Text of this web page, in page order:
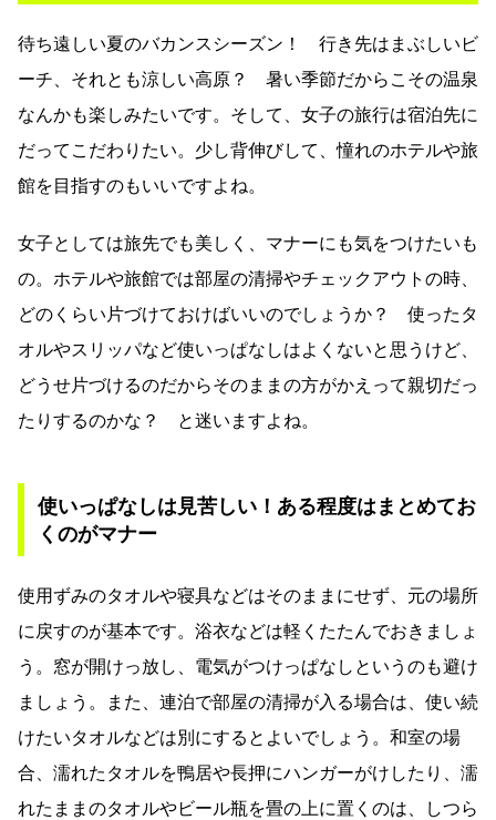
待ち遠しい夏のバカンスシーズン！ 行き先はまぶしいビ
ーチ、それとも涼しい高原？ 暑い季節だからこその温泉
なんかも楽しみたいです。そして、女子の旅行は宿泊先に
だってこだわりたい。少し背伸びして、憧れのホテルや旅
館を目指すのもいいですよね。
女子としては旅先でも美しく、マナーにも気をつけたいも
の。ホテルや旅館では部屋の清掃やチェックアウトの時、
どのくらい片づけておけばいいのでしょうか？ 使ったタ
オルやスリッパなど使いっぱなしはよくないと思うけど、
どうせ片づけるのだからそのままの方がかえって親切だっ
たりするのかな？ と迷いますよね。
使いっぱなしは見苦しい！ある程度はまとめてお
くのがマナー
使用ずみのタオルや寝具などはそのままにせず、元の場所
に戻すのが基本です。浴衣などは軽くたたんでおきましょ
う。窓が開けっ放し、電気がつけっぱなしというのも避け
ましょう。また、連泊で部屋の清掃が入る場合は、使い続
けたいタオルなどは別にするとよいでしょう。和室の場
合、濡れたタオルを鴨居や長押にハンガーがけしたり、濡
れたままのタオルやビール瓶を畳の上に置くのは、しつら